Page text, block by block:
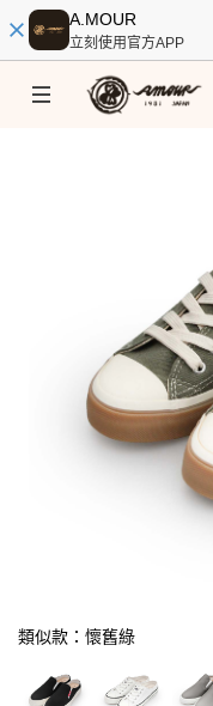
A.MOUR
立刻使用官方APP
類似款：懷舊綠